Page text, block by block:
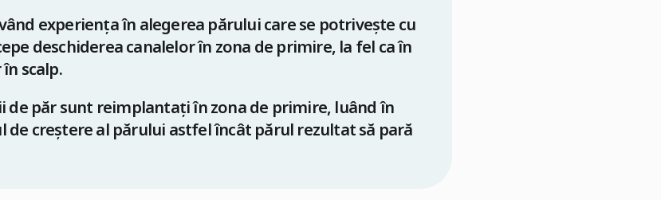
experiența în alegerea părului care se potrivește cu
deschiderea canalelor în zona de primire, la fel ca în
scalp.
de păr sunt reimplantați în zona de primire, luând în
de creștere al părului astfel încât părul rezultat să pară